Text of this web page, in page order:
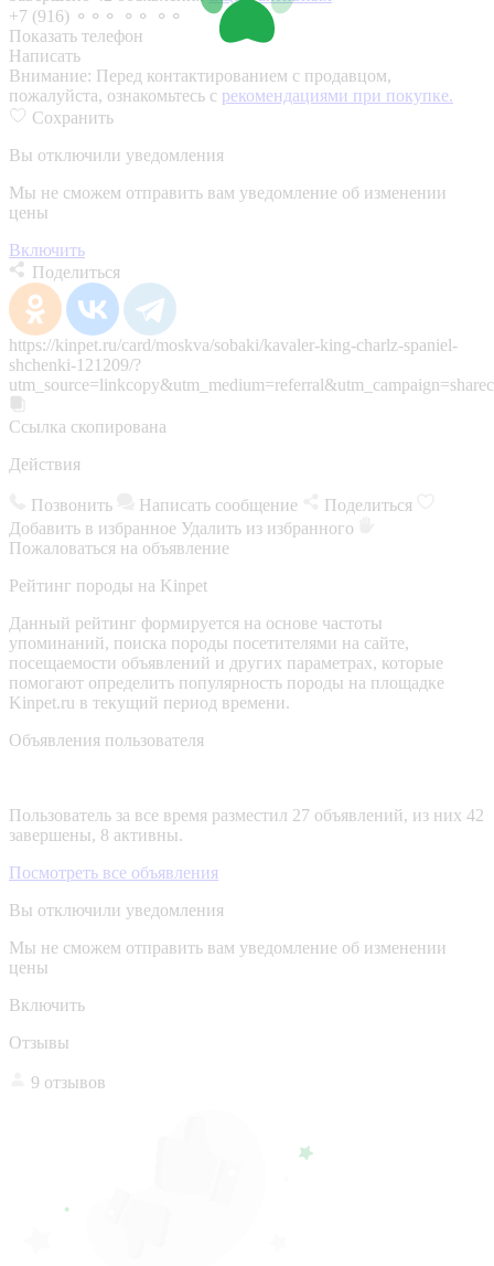
+7 (916) ⚬⚬⚬ ⚬⚬ ⚬⚬
Показать телефон
Написать
Внимание: Перед контактированием с продавцом,
пожалуйста, ознакомьтесь с рекомендациями при покупке.
Сохранить
Вы отключили уведомления
Мы не сможем отправить вам уведомление об изменении
цены
Включить
Поделиться
https://kinpet.ru/card/moskva/sobaki/kavaler-king-charlz-spaniel-
shchenki-121209/?
Ссылка скопирована
Действия
Позвонить Написать сообщение
Поделиться
Добавить в избранное Удалить из избранного
Пожаловаться на объявление
Рейтинг породы на Kinpet
Данный рейтинг формируется на основе частоты
упоминаний, поиска породы посетителями на сайте,
посещаемости объявлений и других параметрах, которые
помогают определить популярность породы на площадке
Kinpet.ru в текущий период времени.
Объявления пользователя
Пользователь за все время разместил 27 объявлений, из них 42
завершены, 8 активны.
Посмотреть все объявления
Вы отключили уведомления
Мы не сможем отправить вам уведомление об изменении
цены
Включить
Отзывы
9 отзывов